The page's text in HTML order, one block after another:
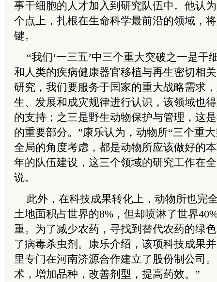
事干细胞的人才加入到研究队伍中。他认
个点上，扎根在生命科学最前沿的领域，
键。
“我们‘一三五’中三个重大突破之一是干
和人类的疾病健康器官移植与再生密切相
研究，我们要服务于国家的重大战略需求
生、发展和成灾规律进行认识，该领域也
的支持；之三是野生动物保护与管理，这
的重要部分。”康乐认为，动物所“三个重
全局的角度考虑，都是动物所应该做好的
年的队伍建设，这三个领域的研究工作在
说。
此外，在科技成果转化上，动物所也完
土地面积占世界的8%，但却喷淋了世界
重。为了减少农药，寻找到替代农药的绿
了病毒杀虫剂。康乐介绍，该项科技成果
里专门在河南济源合作建立了股份制公司
术，增加品种，改善剂型，提高药效。”